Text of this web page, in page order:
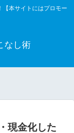
【本サイトにはプロモー
なし術
現金化した